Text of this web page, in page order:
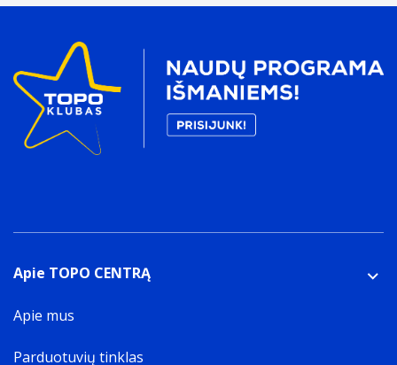
Apie TOPO CENTRĄ
Apie mus
Parduotuvių tinklas